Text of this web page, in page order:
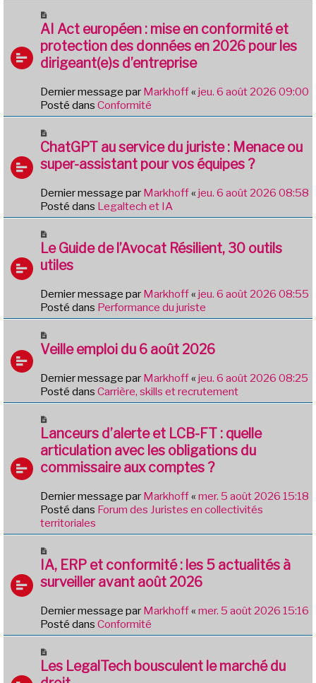
s
a
g
o
u
v
e
u
m
e
s
a
g
AI Act européen : mise en conformité et
protection des données en 2026 pour les
dirigeant(e)s d’entreprise
Dernier message par Markhoff« jeu. 6 août 2026 09:00
Posté dans Conformité
o
u
v
a
u
s
s
g
e
ChatGPT au service du juriste : Menace ou
super-assistant pour vos équipes ?
Dernier message par Markhoff« jeu. 6 août 2026 08:58
Posté dans Legaltech et IA
o
u
v
a
u
s
a
g
e
Le Guide de l’Avocat Résilient, 30 outils
utiles
Dernier message par Markhoff« jeu. 6 août 2026 08:55
Posté dans Performance du juriste
o
v
e
a
m
e
s
s
g
e
Veille emploi du 6 août 2026
Dernier message par Markhoff« jeu. 6 août 2026 08:25
Posté dans Carrière, skills et recrutement
o
u
v
e
u
m
e
s
a
g
Lanceurs d’alerte et LCB-FT : quelle
articulation avec les obligations du
commissaire aux comptes ?
Dernier message par Markhoff« mer. 5 août 2026 15:18
Posté dans Forum des Juristes en collectivités
territoriales
o
u
v
a
u
s
IA, ERP et conformité : les 5 actualités à
surveiller avant août 2026
Dernier message par Markhoff« mer. 5 août 2026 15:16
Posté dans Conformité
o
u
Les LegalTech bousculent le marché du